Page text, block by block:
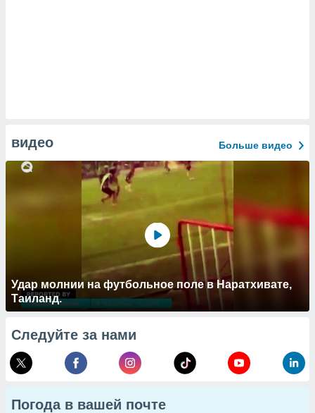
видео Больше видео
Удар молнии на футбольное поле в Наратхивате,
Таиланд.
Следуйте за нами
Погода в вашей почте